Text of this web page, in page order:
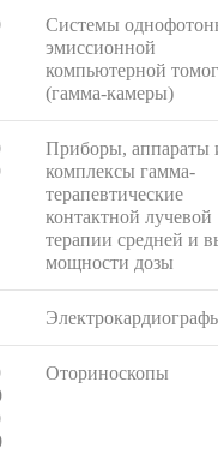
Системы
эмиссионной
компьютерной
(гамма-камеры)
Приборы, аппараты
комплексы гамма-
терапевтические
контактной лучевой
терапии средней и
мощности дозы
Оториноскопы